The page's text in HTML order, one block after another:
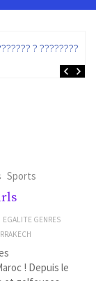
? ???????? ?
Sports
EGALITE GENRES
! Depuis le